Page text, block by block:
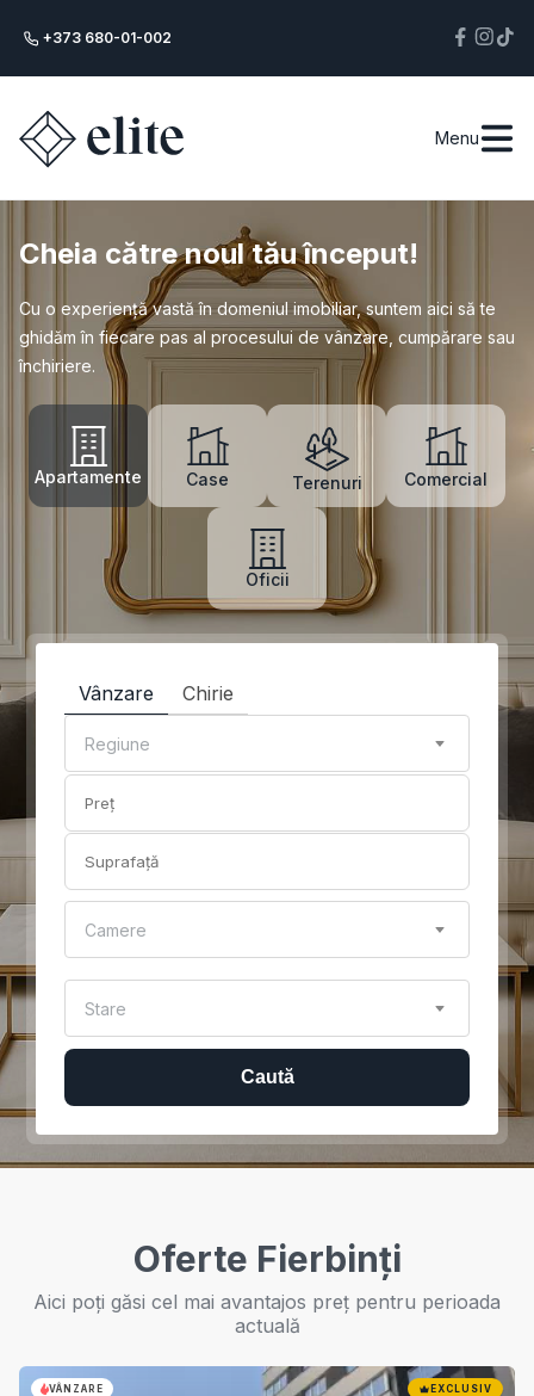
+373 680-01-002
Menu
Cheia către noul tău început!
Cu o experiență vastă în domeniul imobiliar, suntem aici să te
ghidăm în fiecare pas al procesului de vânzare, cumpărare sau
închiriere.
Apartamente Case Terenuri Comercial
Oficii
Vânzare Chirie
Regiune
Camere
Stare
Caută
Oferte Fierbinți
Aici poți găsi cel mai avantajos preț pentru perioada
actuală
VÂNZARE EXCLUSIV